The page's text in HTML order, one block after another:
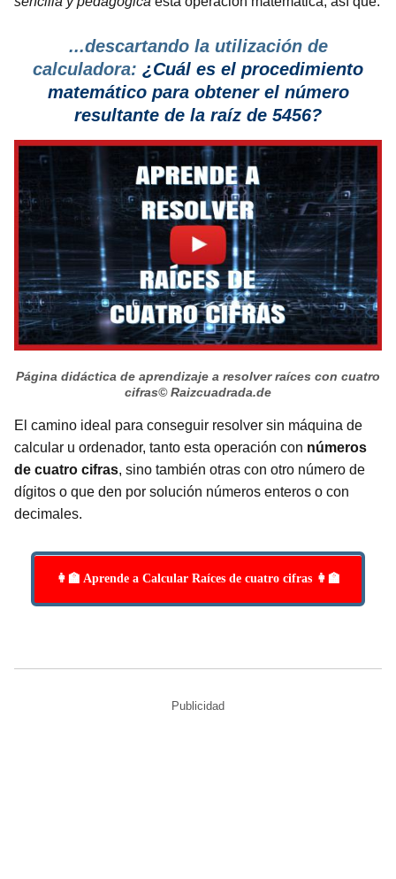
...descartando la utilización de
calculadora: ¿Cuál es el procedimiento
matemático para obtener el número
resultante de la raíz de 5456?
Página didáctica de aprendizaje a resolver raíces con cuatro
cifras© Raizcuadrada.de
El camino ideal para conseguir resolver sin máquina de
calcular u ordenador, tanto esta operación con números
de cuatro cifras, sino también otras con otro número de
dígitos o que den por solución números enteros o con
decimales.
👩‍🏫 Aprende a Calcular Raíces de cuatro cifras 👩‍🏫
Publicidad